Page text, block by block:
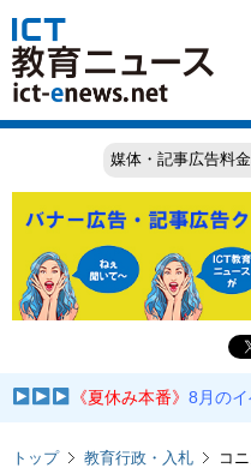
媒体・記事広告料
《夏休み本番》8月の
トップ 教育行政・入札
コ